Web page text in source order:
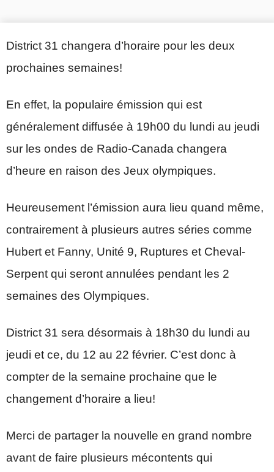
District 31 changera d’horaire pour les deux
prochaines semaines!
En effet, la populaire émission qui est
généralement diffusée à 19h00 du lundi au jeudi
sur les ondes de Radio-Canada changera
d’heure en raison des Jeux olympiques.
Heureusement l’émission aura lieu quand même,
contrairement à plusieurs autres séries comme
Hubert et Fanny, Unité 9, Ruptures et Cheval-
Serpent qui seront annulées pendant les 2
semaines des Olympiques.
District 31 sera désormais à 18h30 du lundi au
jeudi et ce, du 12 au 22 février. C’est donc à
compter de la semaine prochaine que le
changement d’horaire a lieu!
Merci de partager la nouvelle en grand nombre
avant de faire plusieurs mécontents qui